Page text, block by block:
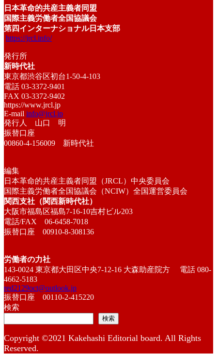
日本革命的共産主義者同盟
国際主義労働者全国協議会
第四インターナショナル日本支部
https://jrcl.info/
発行所
新時代社
東京都渋谷区初台1-50-4-103
電話 03-3372-9401
FAX 03-3372-9402
https://www.jrcl.jp
E-mail info@jrcl.jp
発行人 山口 明
振替口座
00860-4-156009 新時代社
編集
日本革命的共産主義者同盟（JRCL）中央委員会
国際主義労働者全国協議会（NCIW）全国運営委員会
関西支社（関西新時代社）
大阪市福島区福島7-16-10吉村ビル203
電話/FAX 06-6458-7018
振替口座 00910-8-308136
労働者の力社
143-0024 東京都大田区中央7-12-16 大森助産院方 電話 080-
4662-5183
red2129oct@outlook.jp
振替口座 00110-2-415220
検索
検索
Copyright ©2021 Kakehashi Editorial board. All Rights
Reserved.